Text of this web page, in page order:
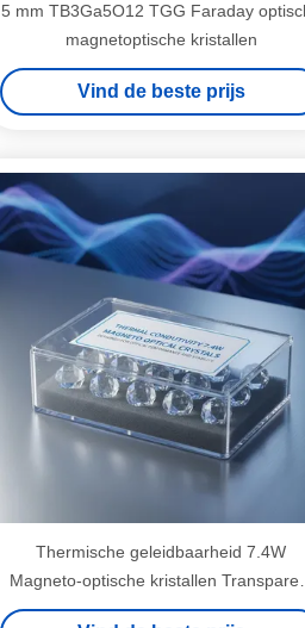
5 mm TB3Ga5O12 TGG Faraday
magnetoptische kristallen
Vind de beste prijs
Thermische geleidbaarheid 7.4W
Magneto-optische kristallen Transparent
Box Pack Ontworpen voor optische